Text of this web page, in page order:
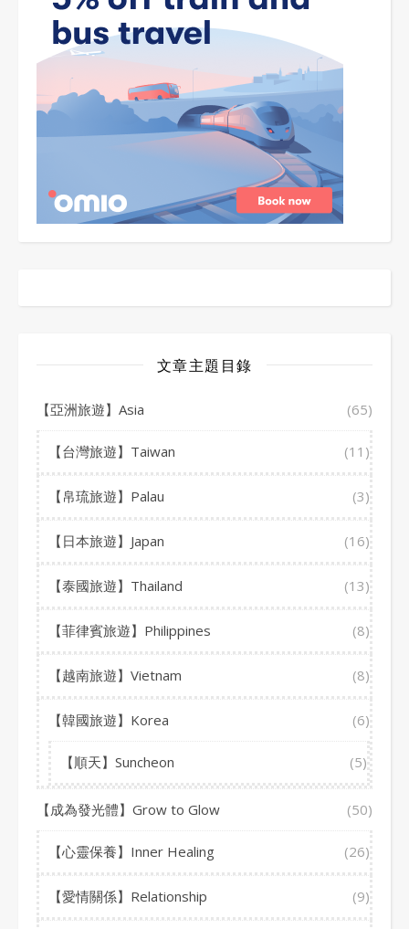
文章主題目錄
【亞洲旅遊】Asia (65)
【台灣旅遊】Taiwan (11)
【帛琉旅遊】Palau (3)
【日本旅遊】Japan (16)
【泰國旅遊】Thailand (13)
【菲律賓旅遊】Philippines (8)
【越南旅遊】Vietnam (8)
【韓國旅遊】Korea (6)
【順天】Suncheon (5)
【成為發光體】Grow to Glow (50)
【心靈保養】Inner Healing (26)
【愛情關係】Relationship (9)